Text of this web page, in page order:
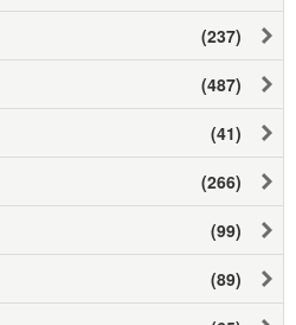
(237)
(487)
(41)
(266)
(99)
(89)